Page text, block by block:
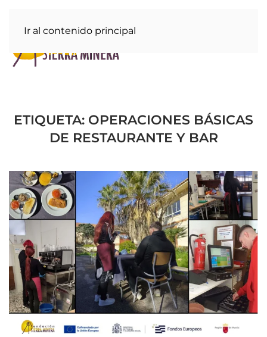
Ir al contenido principal
ETIQUETA: OPERACIONES BÁSICAS
DE RESTAURANTE Y BAR